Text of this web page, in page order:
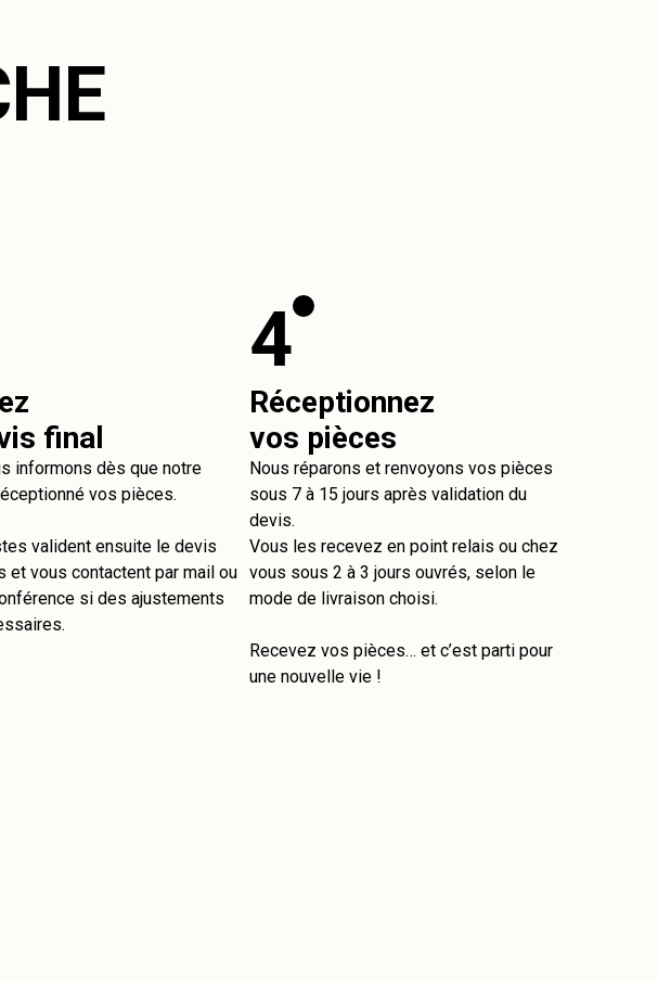
final
informons dès que notre
vos pièces.
valident ensuite le devis
et vous contactent par mail ou
si des ajustements
4
Réceptionnez
vos pièces
Nous réparons et renvoyons vos pièces
sous 7 à 15 jours après validation du
devis.
Vous les recevez en point relais ou chez
vous sous 2 à 3 jours ouvrés, selon le
mode de livraison choisi.
Recevez vos pièces… et c’est parti pour
une nouvelle vie !